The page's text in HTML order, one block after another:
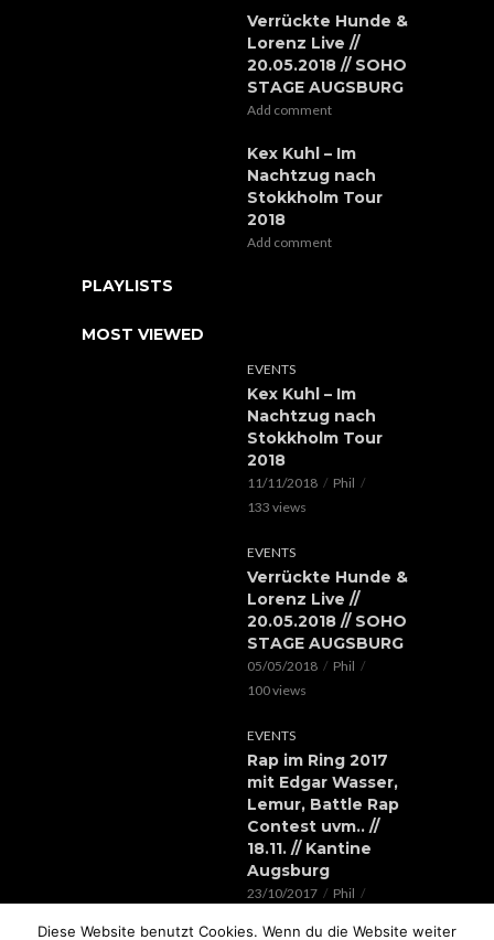
Verrückte Hunde &
Lorenz Live //
20.05.2018 // SOHO
STAGE AUGSBURG
Add comment
Kex Kuhl – Im
Nachtzug nach
Stokkholm Tour
2018
Add comment
PLAYLISTS
MOST VIEWED
EVENTS
Kex Kuhl – Im
Nachtzug nach
Stokkholm Tour
2018
11/11/2018
Phil
133 views
EVENTS
Verrückte Hunde &
Lorenz Live //
20.05.2018 // SOHO
STAGE AUGSBURG
05/05/2018
Phil
100 views
EVENTS
Rap im Ring 2017
mit Edgar Wasser,
Lemur, Battle Rap
Contest uvm.. //
18.11. // Kantine
Augsburg
23/10/2017
Phil
Diese Website benutzt Cookies. Wenn du die Website weiter